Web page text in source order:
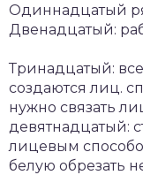
Одиннадцатый
Двенадцатый:
Тринадцатый:
создаются лиц.
нужно связать
девятнадцатый:
лицевым
белую обрезать